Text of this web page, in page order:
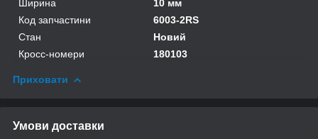
Ширина
10 мм
Код запчастини
6003-2RS
Стан
Новий
Кросс-номери
180103
Приховати
Умови доставки